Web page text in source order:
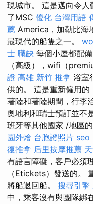
現城市。 這是邁向令
了MSC 優化 台灣用語
薦 America，加勒比海
最現代的船隻之一。
士 職缺 每個小屋都配
（高級），wifi（
證 高雄 新竹 推拿 浴室
供的。 這是重新僱用
著陸和著陸期間，行李
奧地利和瑞士預訂並不
班牙等其他國家 /地區
園外燴 台胞證照片 seo
復推拿 后里按摩推薦
有語言障礙，客戶必須
（Etickets）發送的。
將船退回船。 搜尋引擎
中，乘客沒有與團隊綁